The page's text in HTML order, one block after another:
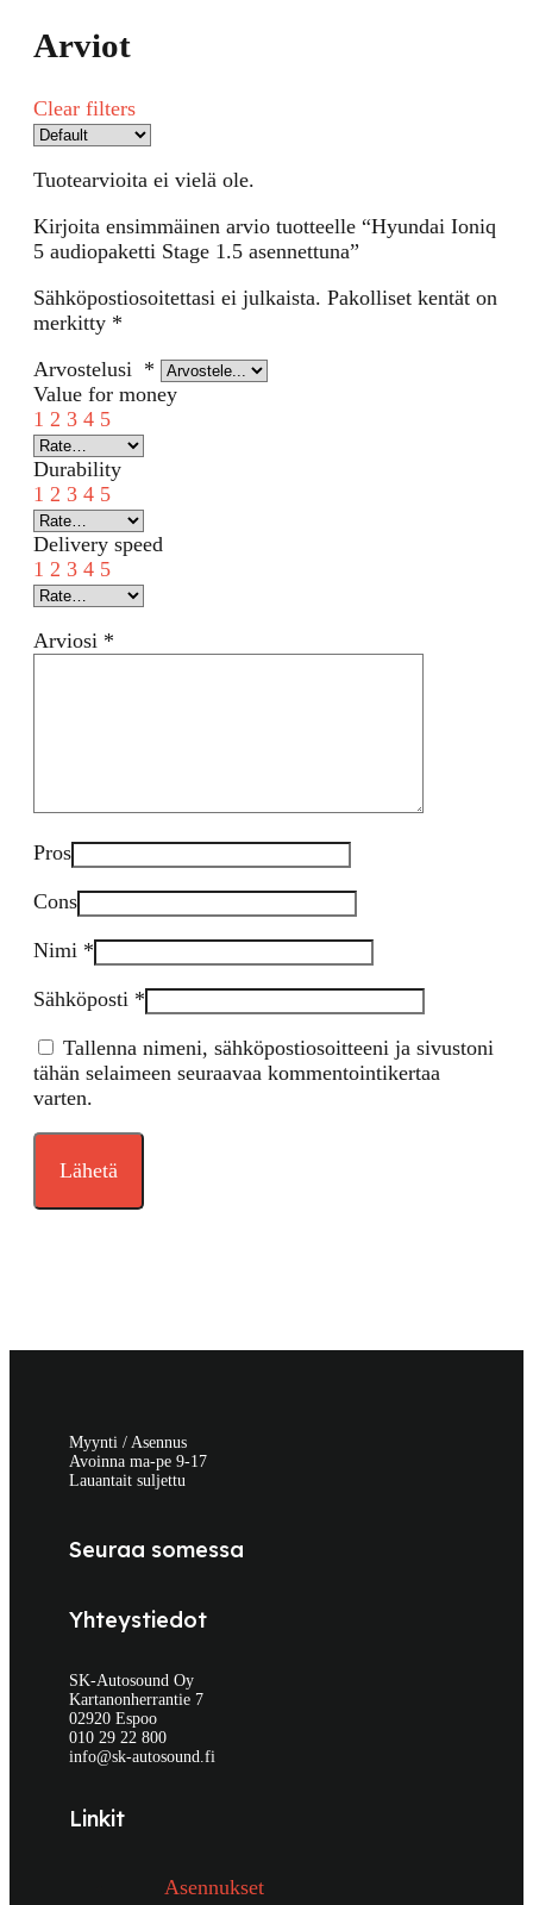
Arviot
Clear filters
Tuotearvioita ei vielä ole.
Kirjoita ensimmäinen arvio tuotteelle “Hyundai Ioniq
5 audiopaketti Stage 1.5 asennettuna”
Sähköpostiosoitettasi ei julkaista. Pakolliset kentät on
merkitty *
Arvostelusi *
Value for money
1 2 3 4 5
Durability
1 2 3 4 5
Delivery speed
1 2 3 4 5
Arviosi *
Pros
Cons
Nimi *
Sähköposti *
Tallenna nimeni, sähköpostiosoitteeni ja sivustoni
tähän selaimeen seuraavaa kommentointikertaa
varten.
Myynti / Asennus
Avoinna ma-pe 9-17
Lauantait suljettu
Seuraa somessa
Yhteystiedot
SK-Autosound Oy
Kartanonherrantie 7
02920 Espoo
010 29 22 800
info@sk-autosound.fi
Linkit
Asennukset